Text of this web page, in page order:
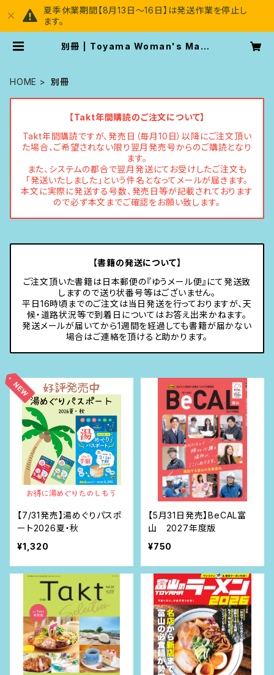
夏季休業期間【8月13日～16日】は発送作業を停止し
ます。
別冊 | Toyama Woman's Maga
HOME 別冊
【Takt年間購読のご注文について】
Takt年間購読ですが、発売日（毎月10日）以降にご注文頂い
た場合、ご希望されない限り翌月発売号からのご購読となり
ます。
また、システムの都合で翌月発送にてお受けしたご注文も
「発送いたしました」という件名となってメールが届きます。
本文に実際に発送する号数、発売日等が記載されております
ので必ず本文までご確認をお願い致します。
【書籍の発送について】
ご注文頂いた書籍は日本郵便の『ゆうメール便』にて発送致
しますので送り状番号等はございません。
平日16時頃までのご注文は当日発送を行っておりますが、天
候・道路状況等で到着日についてはお答え出来かねます。
発送メールが届いてから1週間を経過しても書籍が届かない
場合はご連絡を頂けると助かります。
【7/31発売】湯めぐりパスポ
ート2026夏・秋
¥1,320
【5月31日発売】BeCAL富
山 2027年度版
¥750